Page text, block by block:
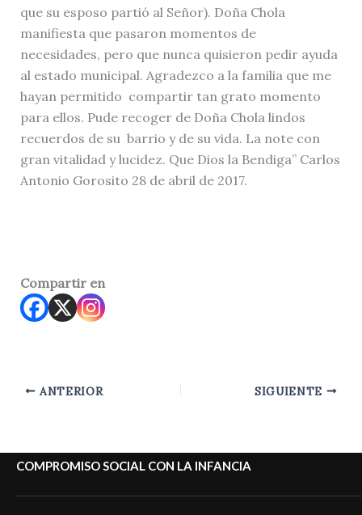
que su esposo partió al Señor). Doña Chola
manifiesta que pasaron momentos de
necesidades, pero que nunca quisieron pedir ayuda
al estado municipal. Agradezco a la familia que me
hayan permitido compartir tan grato momento
para ellos. Pude recoger de Doña Chola lindos
recuerdos de su barrio y de su vida. La note con
gran vitalidad y lucidez. Que Dios la Bendiga” Carlos
Antonio Gorosito 28 de abril de 2017.
Compartir en
ANTERIOR SIGUIENTE
COMPROMISO SOCIAL CON LA INFANCIA